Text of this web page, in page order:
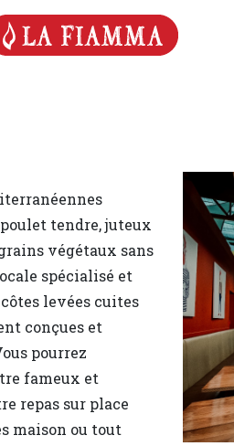
tendre, juteux
végétaux sans
spécialisé et
levées cuites
conçues et
pourrez
fameux et
repas sur place
maison ou tout